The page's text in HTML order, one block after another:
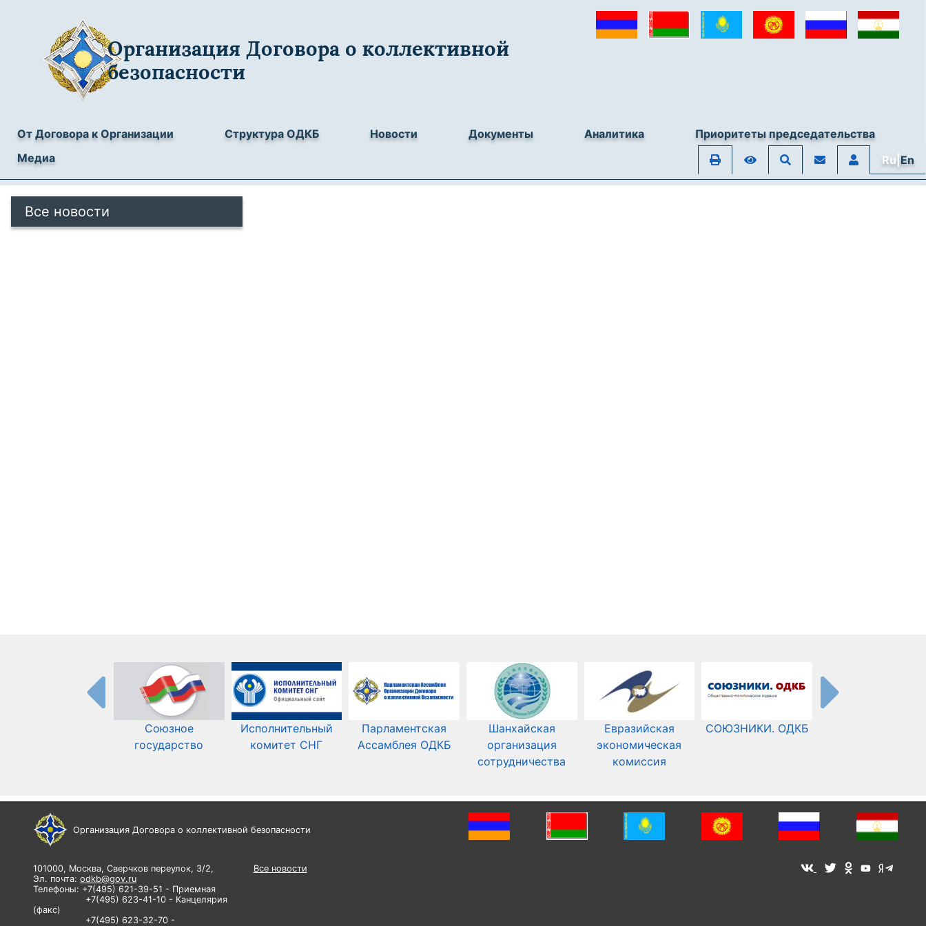
Организация Договора о коллективной
безопасности
От Договора к Организации Структура ОДКБ Новости Документы Аналитика
Приоритеты председательства
Медиа
Ru|En
Все новости
Союзное
государство
Исполнительный
комитет СНГ
Парламентская
Ассамблея ОДКБ
Шанхайская
организация
сотрудничества
Евразийская
экономическая
комиссия
СОЮЗНИКИ. ОДКБ
Организация Договора о коллективной безопасности
101000, Москва, Сверчков переулок, 3/2,
Эл. почта: odkb@gov.ru
Телефоны: +7(495) 621-39-51 - Приемная
+7(495) 623-41-10 - Канцелярия
(факс)
+7(495) 623-32-70 -
Все новости